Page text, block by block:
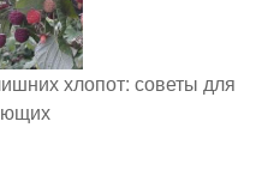
хлопот: советы для